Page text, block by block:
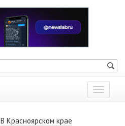
Показать
меню
В Красноярском крае